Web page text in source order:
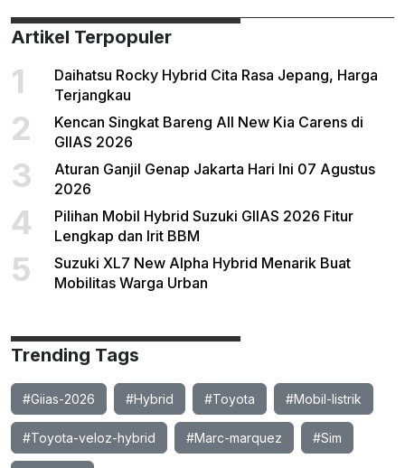
Artikel Terpopuler
1
Daihatsu Rocky Hybrid Cita Rasa Jepang, Harga
Terjangkau
2
Kencan Singkat Bareng All New Kia Carens di
GIIAS 2026
3
Aturan Ganjil Genap Jakarta Hari Ini 07 Agustus
2026
4
Pilihan Mobil Hybrid Suzuki GIIAS 2026 Fitur
Lengkap dan Irit BBM
5
Suzuki XL7 New Alpha Hybrid Menarik Buat
Mobilitas Warga Urban
Trending Tags
#Giias-2026 #Hybrid #Toyota #Mobil-listrik
#Toyota-veloz-hybrid #Marc-marquez #Sim